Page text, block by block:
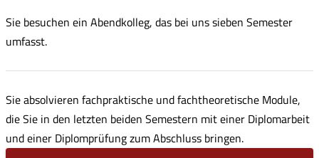
Sie besuchen ein Abendkolleg, das bei uns sieben Semester
umfasst.
Sie absolvieren fachpraktische und fachtheoretische Module,
die Sie in den letzten beiden Semestern mit einer Diplomarbeit
und einer Diplomprüfung zum Abschluss bringen.